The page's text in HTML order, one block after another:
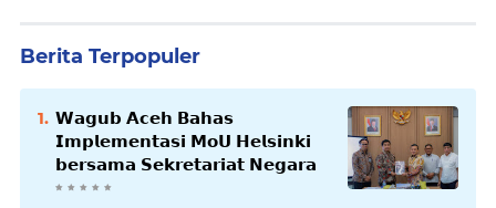
Berita Terpopuler
𝗪𝗮𝗴𝘂𝗯 𝗔𝗰𝗲𝗵 𝗕𝗮𝗵𝗮𝘀
𝗜𝗺𝗽𝗹𝗲𝗺𝗲𝗻𝘁𝗮𝘀𝗶 𝗠𝗼𝗨 𝗛𝗲𝗹𝘀𝗶𝗻𝗸𝗶
𝗯𝗲𝗿𝘀𝗮𝗺𝗮 𝗦𝗲𝗸𝗿𝗲𝘁𝗮𝗿𝗶𝗮𝘁 𝗡𝗲𝗴𝗮𝗿𝗮